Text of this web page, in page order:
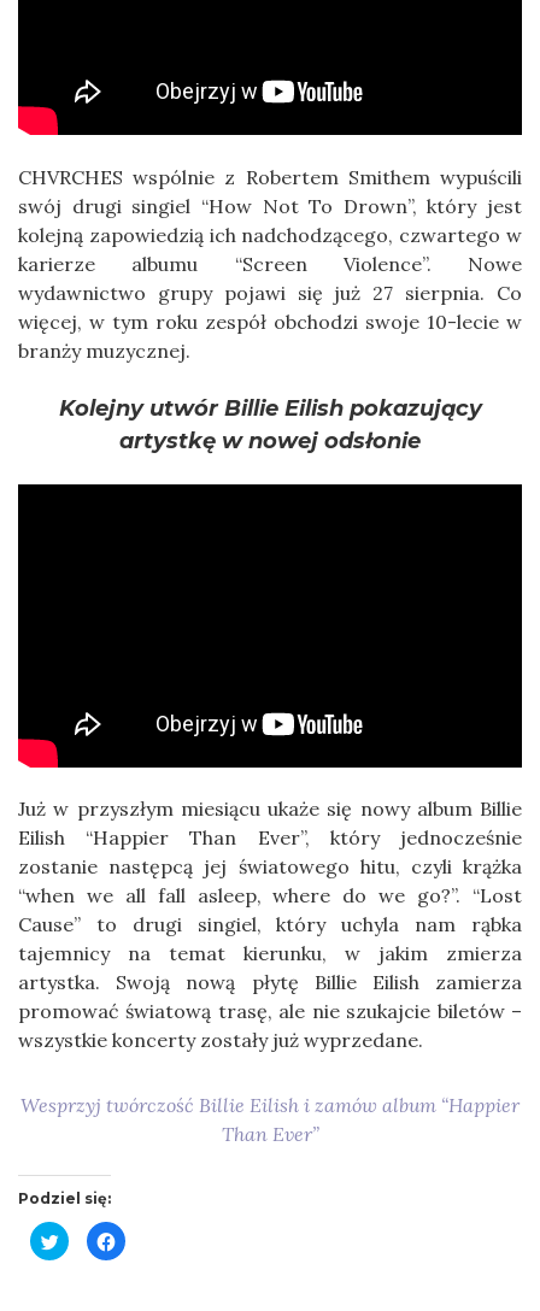
CHVRCHES wspólnie z Robertem Smithem wypuścili
swój drugi singiel “How Not To Drown”, który jest
kolejną zapowiedzią ich nadchodzącego, czwartego w
karierze albumu “Screen Violence”. Nowe
wydawnictwo grupy pojawi się już 27 sierpnia. Co
więcej, w tym roku zespół obchodzi swoje 10-lecie w
branży muzycznej.
Kolejny utwór Billie Eilish pokazujący
artystkę w nowej odsłonie
Już w przyszłym miesiącu ukaże się nowy album Billie
Eilish “Happier Than Ever”, który jednocześnie
zostanie następcą jej światowego hitu, czyli krążka
“when we all fall asleep, where do we go?”. “Lost
Cause” to drugi singiel, który uchyla nam rąbka
tajemnicy na temat kierunku, w jakim zmierza
artystka. Swoją nową płytę Billie Eilish zamierza
promować światową trasę, ale nie szukajcie biletów –
wszystkie koncerty zostały już wyprzedane.
Wesprzyj twórczość Billie Eilish i zamów album “Happier
Than Ever”
Podziel się:
Click
to
share
Click
to